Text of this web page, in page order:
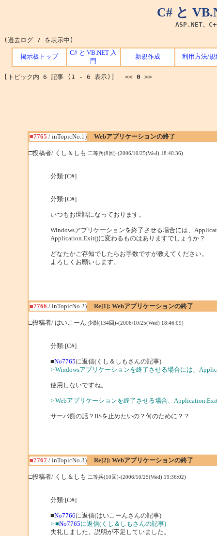
C# と
ASP.NET、
(過去ログ 7 を表示中)
掲示板トップ
C# と VB.NET 入
門
新規作成 利用方法/規
[トピック内 6 記事 (1 - 6 表示)] << 0 >>
■7765 / inTopicNo.1) Webアプリケーションの終了
□投稿者/ くし＆しも 二等兵(8回)-(2006/10/25(Wed) 18:40:36)
分類:[C#]
分類:[C#]
いつもお世話になっております。
Windowsアプリケーションを終了させる場合には、
Application.Exit()に変わるものはありますでしょうか？
どなたかご存知でしたらお手数ですが教えてください。
よろしくお願いします。
■7766 / inTopicNo.2) Re[1]: Webアプリケーションの終了
□投稿者/ はいこーん 少尉(134回)-(2006/10/25(Wed) 18:46:09)
分類:[C#]
■No7765に返信(くし＆しもさんの記事)
> Windowsアプリケーションを終了させる場合には、
使用しないですね。
> Webアプリケーションを終了させる場合、
サーバ側の話？IISを止めたいの？何のために？？
■7767/ inTopicNo.3) Re[2]: Webアプリケーションの終了
□投稿者/ くし＆しも 二等兵(10回)-(2006/10/25(Wed) 19:36:02)
分類:[C#]
■No7766に返信(はいこーんさんの記事)
> ■No7765に返信(くし＆しもさんの記事)
失礼しました。説明が不足していました。